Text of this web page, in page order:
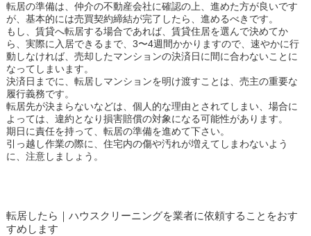
転居の準備は、仲介の不動産会社に確認の上、進めた方が良いです
が、基本的には売買契約締結が完了したら、進めるべきです。
もし、賃貸へ転居する場合であれば、賃貸住居を選んで決めてか
ら、実際に入居できるまで、3〜4週間かかりますので、速やかに行
動しなければ、売却したマンションの決済日に間に合わないことに
なってしまいます。
決済日までに、転居しマンションを明け渡すことは、売主の重要な
履行義務です。
転居先が決まらないなどは、個人的な理由とされてしまい、場合に
よっては、違約となり損害賠償の対象になる可能性があります。
期日に責任を持って、転居の準備を進めて下さい。
引っ越し作業の際に、住宅内の傷や汚れが増えてしまわないよう
に、注意しましょう。
転居したら｜ハウスクリーニングを業者に依頼することをおす
すめします